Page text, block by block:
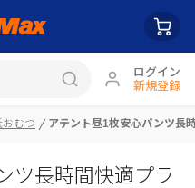
ログイン
新規登録
おむつ アテント昼1枚安心パンツ長
ツ長時間快適プラ